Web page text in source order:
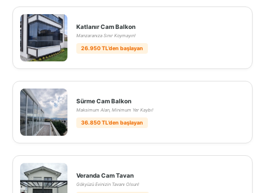
Katlanır Cam Balkon
Manzaranıza Sınır Koymayın!
26.950 TL’den başlayan
Sürme Cam Balkon
Maksimum Alan, Minimum Yer Kaybı!
36.850 TL’den başlayan
Veranda Cam Tavan
Gökyüzü Evinizin Tavanı Olsun!